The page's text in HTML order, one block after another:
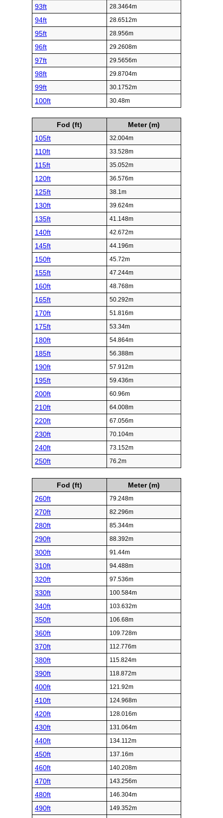
93ft 28.3464m
94ft 28.6512m
95ft 28.956m
96ft 29.2608m
97ft 29.5656m
98ft 29.8704m
99ft 30.1752m
100ft 30.48m
Fod (ft)
Meter (m)
105ft
32.004m
110ft 33.528m
115ft 35.052m
120ft 36.576m
125ft 38.1m
130ft 39.624m
135ft 41.148m
140ft 42.672m
145ft 44.196m
150ft 45.72m
155ft 47.244m
160ft 48.768m
165ft 50.292m
170ft 51.816m
175ft 53.34m
180ft 54.864m
185ft 56.388m
190ft 57.912m
195ft 59.436m
200ft 60.96m
210ft 64.008m
220ft 67.056m
230ft 70.104m
240ft 73.152m
250ft 76.2m
Fod (ft)
Meter (m)
260ft
79.248m
270ft 82.296m
280ft 85.344m
290ft 88.392m
300ft 91.44m
310ft 94.488m
320ft 97.536m
330ft 100.584m
340ft 103.632m
350ft 106.68m
360ft 109.728m
370ft 112.776m
380ft 115.824m
390ft 118.872m
400ft 121.92m
410ft 124.968m
420ft 128.016m
430ft 131.064m
440ft 134.112m
450ft 137.16m
460ft 140.208m
470ft 143.256m
480ft 146.304m
490ft 149.352m